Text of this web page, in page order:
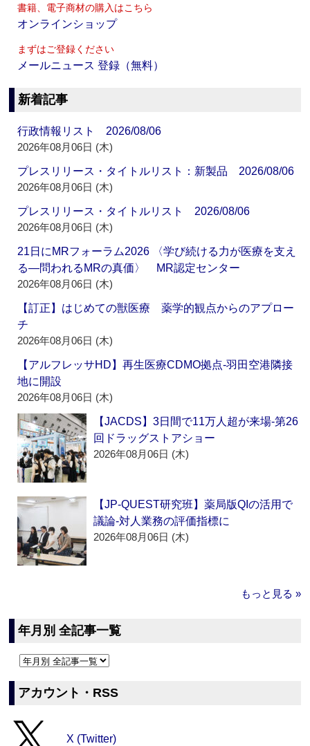
書籍、電子商材の購入はこちら
オンラインショップ
まずはご登録ください
メールニュース 登録（無料）
新着記事
行政情報リスト 2026/08/06
2026年08月06日 (木)
プレスリリース・タイトルリスト：新製品 2026/08/06
2026年08月06日 (木)
プレスリリース・タイトルリスト 2026/08/06
2026年08月06日 (木)
21日にMRフォーラム2026 〈学び続ける力が医療を支え
る―問われるMRの真価〉 MR認定センター
2026年08月06日 (木)
【訂正】はじめての獣医療 薬学的観点からのアプロー
チ
2026年08月06日 (木)
【アルフレッサHD】再生医療CDMO拠点‐羽田空港隣接
地に開設
2026年08月06日 (木)
【JACDS】3日間で11万人超が来場‐第26
回ドラッグストアショー
2026年08月06日 (木)
【JP-QUEST研究班】薬局版QIの活用で
議論‐対人業務の評価指標に
2026年08月06日 (木)
もっと見る »
年月別 全記事一覧
アカウント・RSS
X (Twitter)